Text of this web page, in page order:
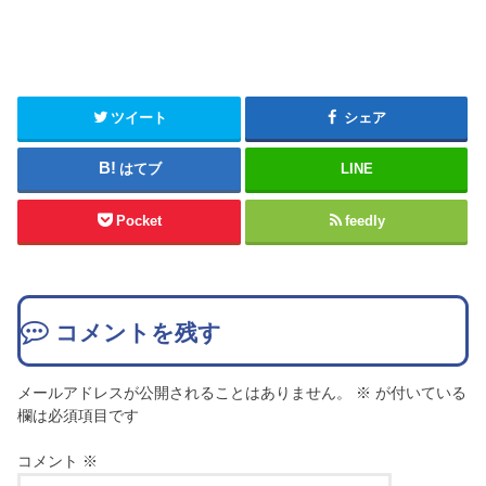
ツイート シェア
はてブ LINE
Pocket feedly
コメントを残す
メールアドレスが公開されることはありません。 ※ が付いている
欄は必須項目です
コメント ※